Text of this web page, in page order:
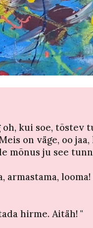
kui soe,
on väge, oo jaa,
mõnus ju see
hirme. Aitäh!"